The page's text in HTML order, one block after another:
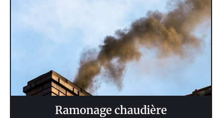
Ramonage chaudière